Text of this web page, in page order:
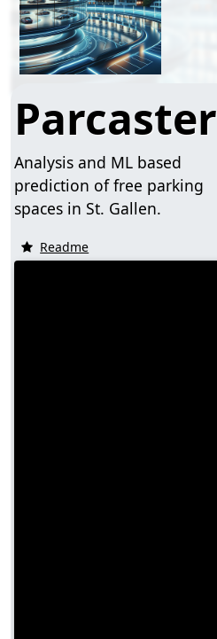
Parcaster
Analysis and ML based
prediction of free parking
spaces in St. Gallen.
Readme